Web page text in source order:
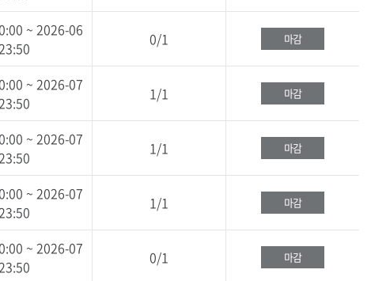
~ 2026-06
0/1 마감
~ 2026-07
1/1 마감
~ 2026-07
1/1 마감
~ 2026-07
1/1 마감
~ 2026-07
0/1 마감